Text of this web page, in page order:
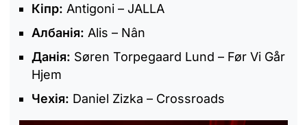
Кіпр: Antigoni – JALLA
Албанія: Alis – Nân
Данія: Søren Torpegaard Lund – Før Vi Går
Hjem
Чехія: Daniel Zizka – Crossroads